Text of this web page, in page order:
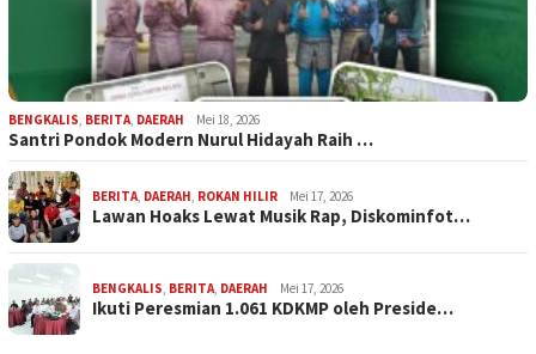
BENGKALIS, BERITA, DAERAH Mei 18, 2026
Santri Pondok Modern Nurul Hidayah Raih …
BERITA, DAERAH, ROKAN HILIR Mei 17, 2026
Lawan Hoaks Lewat Musik Rap, Diskominfot…
BENGKALIS, BERITA, DAERAH Mei 17, 2026
Ikuti Peresmian 1.061 KDKMP oleh Preside…